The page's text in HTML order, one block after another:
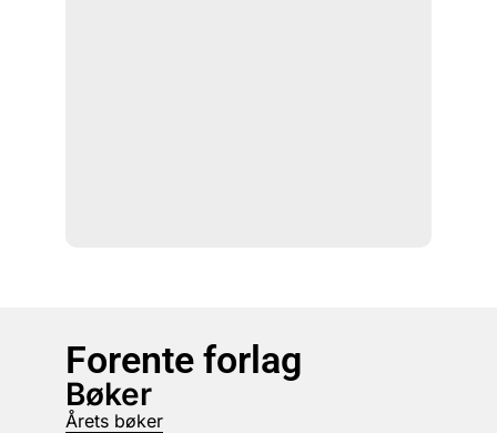
Forente forlag
Bøker
Årets bøker